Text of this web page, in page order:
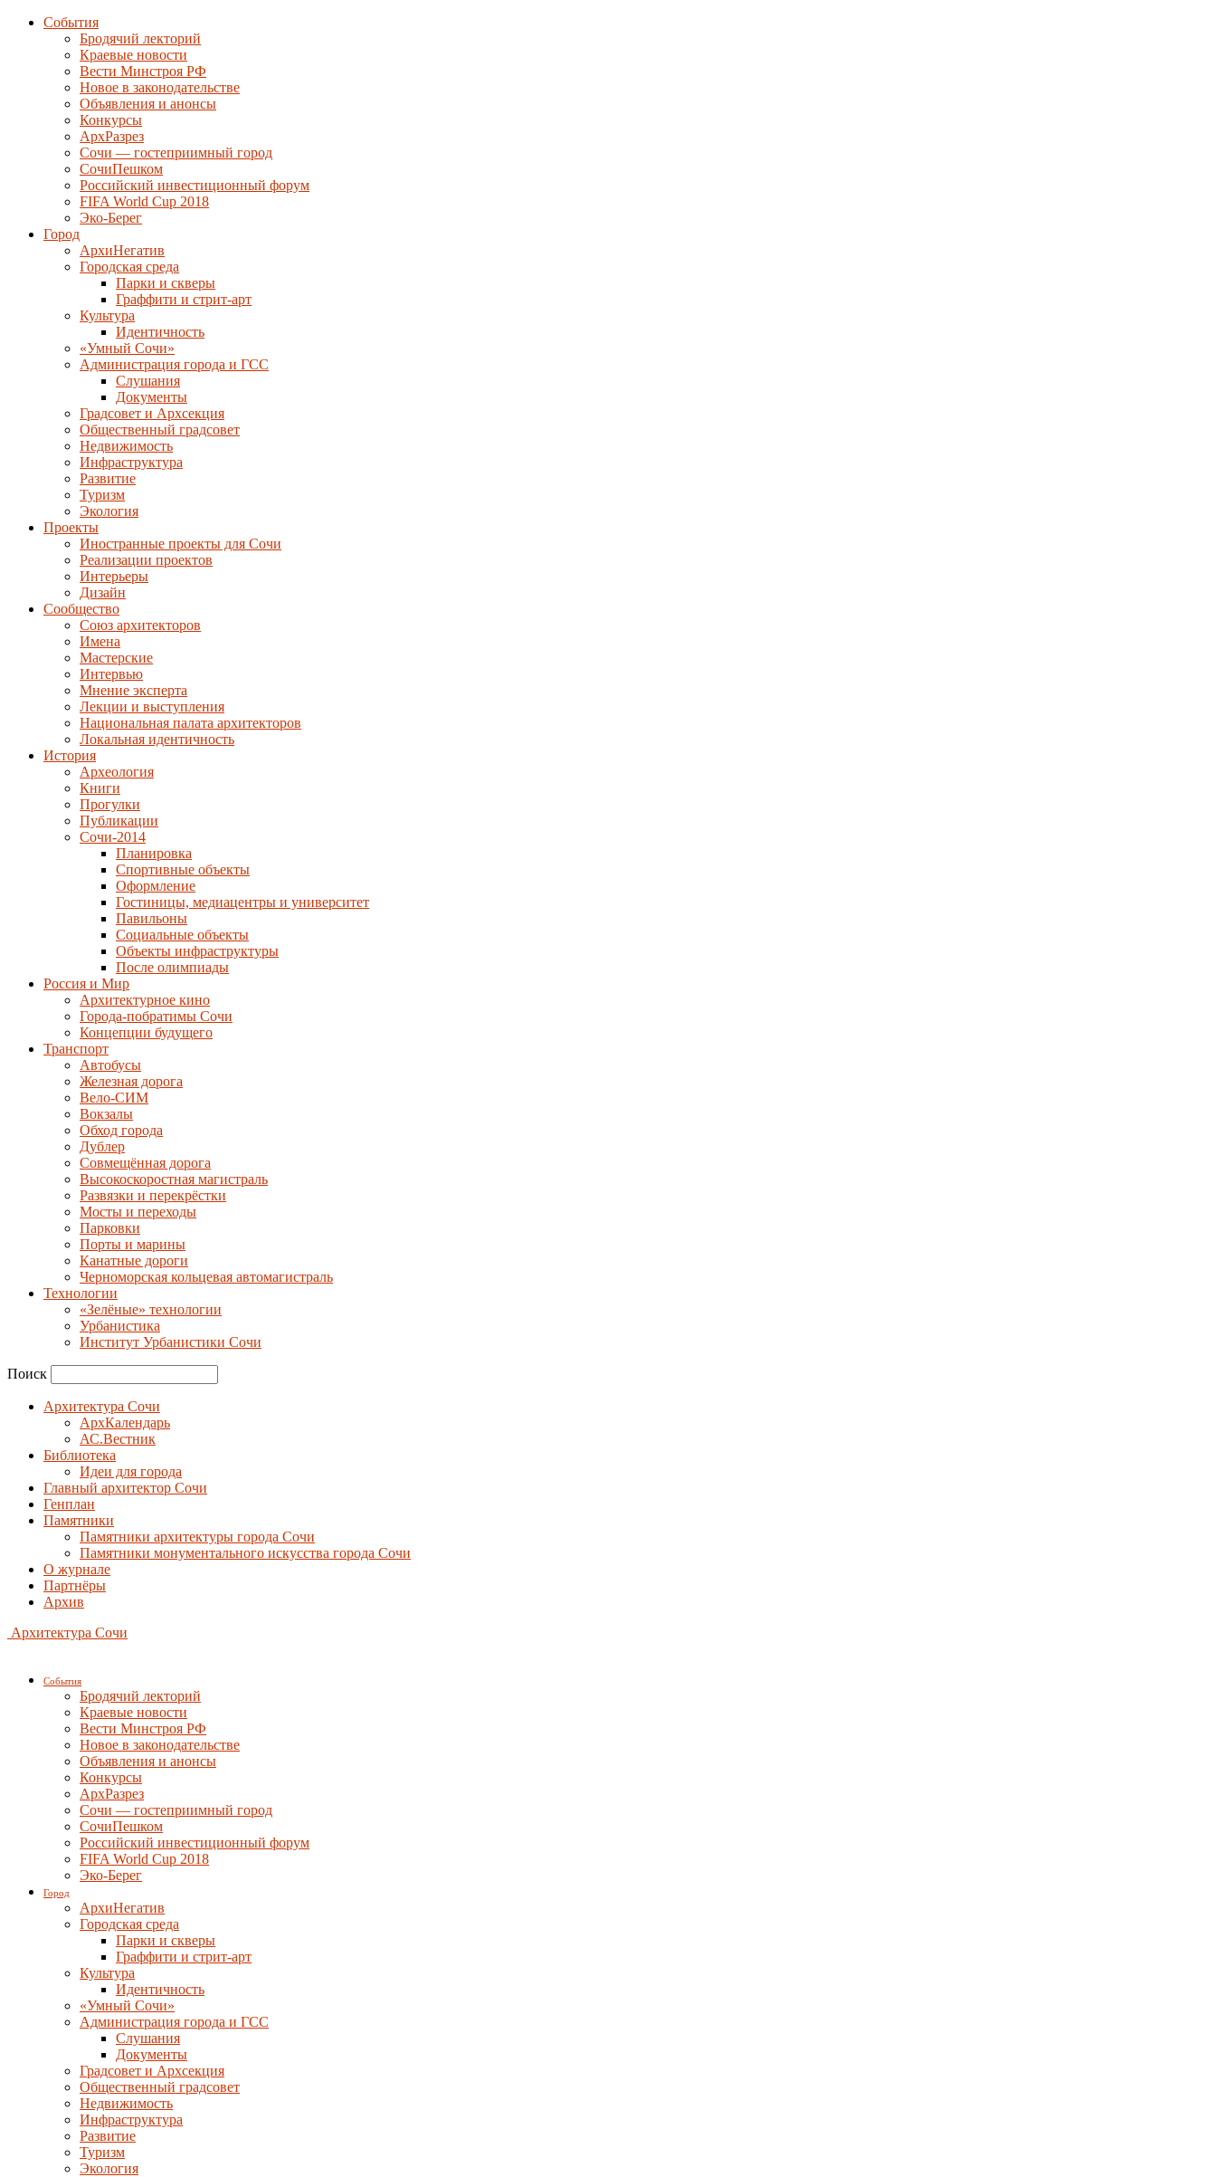
События
Бродячий лекторий
Краевые новости
Вести Минстроя РФ
Новое в законодательстве
Объявления и анонсы
Конкурсы
АрхРазрез
Сочи — гостеприимный город
СочиПешком
Российский инвестиционный форум
FIFA World Cup 2018
Эко-Берег
Город
АрхиНегатив
Городская среда
Парки и скверы
Граффити и стрит-арт
Культура
Идентичность
«Умный Сочи»
Администрация города и ГСС
Слушания
Документы
Градсовет и Архсекция
Общественный градсовет
Недвижимость
Инфраструктура
Развитие
Туризм
Экология
Проекты
Иностранные проекты для Сочи
Реализации проектов
Интерьеры
Дизайн
Сообщество
Союз архитекторов
Имена
Мастерские
Интервью
Мнение эксперта
Лекции и выступления
Национальная палата архитекторов
Локальная идентичность
История
Археология
Книги
Прогулки
Публикации
Сочи-2014
Планировка
Спортивные объекты
Оформление
Гостиницы, медиацентры и университет
Павильоны
Социальные объекты
Объекты инфраструктуры
После олимпиады
Россия и Мир
Архитектурное кино
Города-побратимы Сочи
Концепции будущего
Транспорт
Автобусы
Железная дорога
Вело-СИМ
Вокзалы
Обход города
Дублер
Совмещённая дорога
Высокоскоростная магистраль
Развязки и перекрёстки
Мосты и переходы
Парковки
Порты и марины
Канатные дороги
Черноморская кольцевая автомагистраль
Технологии
«Зелёные» технологии
Урбанистика
Институт Урбанистики Сочи
Поиск
Архитектура Сочи
АрхКалендарь
АС.Вестник
Библиотека
Идеи для города
Главный архитектор Сочи
Генплан
Памятники
Памятники архитектуры города Сочи
Памятники монументального искусства города Сочи
О журнале
Партнёры
Архив
Архитектура Сочи
События
Бродячий лекторий
Краевые новости
Вести Минстроя РФ
Новое в законодательстве
Объявления и анонсы
Конкурсы
АрхРазрез
Сочи — гостеприимный город
СочиПешком
Российский инвестиционный форум
FIFA World Cup 2018
Эко-Берег
Город
АрхиНегатив
Городская среда
Парки и скверы
Граффити и стрит-арт
Культура
Идентичность
«Умный Сочи»
Администрация города и ГСС
Слушания
Документы
Градсовет и Архсекция
Общественный градсовет
Недвижимость
Инфраструктура
Развитие
Туризм
Экология